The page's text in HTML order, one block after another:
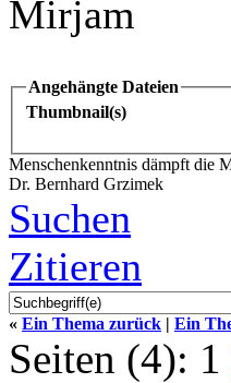
Mirjam
Angehängte Dateien
Thumbnail(s)
Menschenkenntnis dämpft die
Dr. Bernhard Grzimek
Suchen
Zitieren
« Ein Thema zurück | Ein
Seiten (4): 1